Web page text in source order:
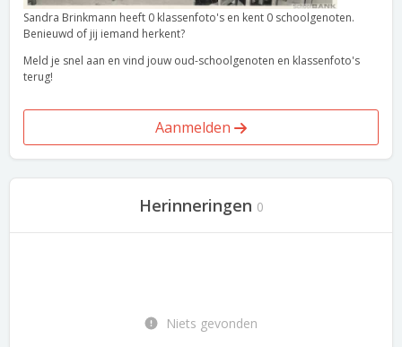
Sandra Brinkmann heeft 0 klassenfoto's en kent 0 schoolgenoten.
Benieuwd of jij iemand herkent?
Meld je snel aan en vind jouw oud-schoolgenoten en klassenfoto's
terug!
Aanmelden
Herinneringen 0
Niets gevonden